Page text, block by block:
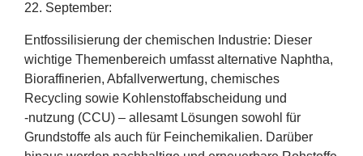
22. September:
Entfossilisierung der chemischen Industrie: Dieser
wichtige Themenbereich umfasst alternative Naphtha,
Bioraffinerien, Abfallverwertung, chemisches
Recycling sowie Kohlenstoffabscheidung und
‑nutzung (CCU) – allesamt Lösungen sowohl für
Grundstoffe als auch für Feinchemikalien. Darüber